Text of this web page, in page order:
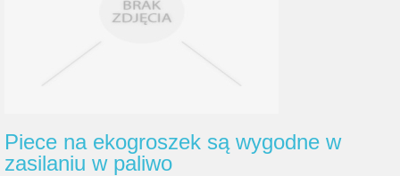
Piece na ekogroszek są wygodne w
zasilaniu w paliwo